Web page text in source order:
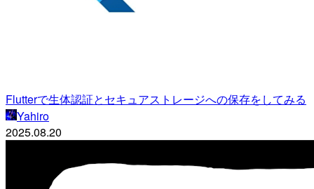
Flutterで生体認証とセキュアストレージへの保存をしてみる
Yahiro
2025.08.20